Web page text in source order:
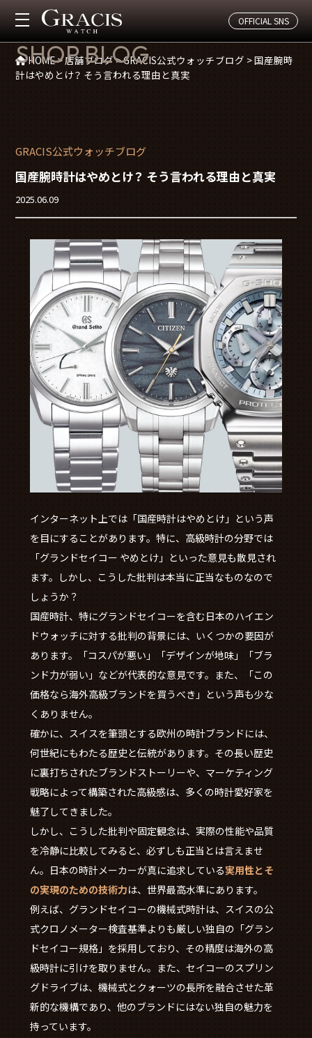
OFFICIAL SNS
店舗ブログ
SHOP BLOG
HOME>店舗ブログ>GRACIS公式ウォッチブログ >国産腕時
計はやめとけ？ そう言われる理由と真実
GRACIS公式ウォッチブログ
国産腕時計はやめとけ？ そう言われる理由と真実
2025.06.09
インターネット上では「国産時計はやめとけ」という声
を目にすることがあります。特に、高級時計の分野では
「グランドセイコー やめとけ」といった意見も散見され
ます。しかし、こうした批判は本当に正当なものなので
しょうか？
国産時計、特にグランドセイコーを含む日本のハイエン
ドウォッチに対する批判の背景には、いくつかの要因が
あります。「コスパが悪い」「デザインが地味」「ブラ
ンド力が弱い」などが代表的な意見です。また、「この
価格なら海外高級ブランドを買うべき」という声も少な
くありません。
確かに、スイスを筆頭とする欧州の時計ブランドには、
何世紀にもわたる歴史と伝統があります。その長い歴史
に裏打ちされたブランドストーリーや、マーケティング
戦略によって構築された高級感は、多くの時計愛好家を
魅了してきました。
しかし、こうした批判や固定観念は、実際の性能や品質
を冷静に比較してみると、必ずしも正当とは言えませ
ん。日本の時計メーカーが真に追求している実用性とそ
の実現のための技術力は、世界最高水準にあります。
例えば、グランドセイコーの機械式時計は、スイスの公
式クロノメーター検査基準よりも厳しい独自の「グラン
ドセイコー規格」を採用しており、その精度は海外の高
級時計に引けを取りません。また、セイコーのスプリン
グドライブは、機械式とクォーツの長所を融合させた革
新的な機構であり、他のブランドにはない独自の魅力を
持っています。